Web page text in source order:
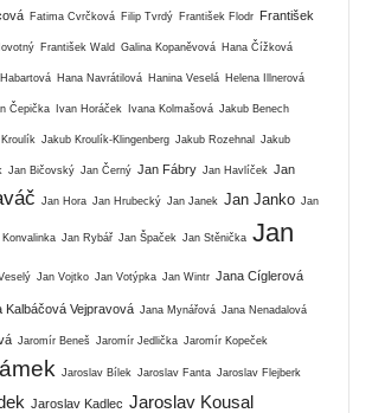
Fatima Cvrčková Filip Tvrdý František Flodr František
František Wald Galina Kopaněvová Hana Čížková
Hana Navrátilová Hanina Veselá Helena Illnerová
Čepička Ivan Horáček Ivana Kolmašová Jakub Benech
Jakub Kroulík-Klingenberg Jakub Rozehnal Jakub
Jan Bičovský Jan Černý Jan Fábry Jan Havlíček Jan
Jan Hora Jan Hrubecký Jan Janek Jan Janko Jan
Konvalinka Jan Rybář Jan Špaček Jan Stěnička Jan
Jan Vojtko Jan Votýpka Jan Wintr Jana Cíglerová
Kalbáčová Vejpravová Jana Mynářová Jana Nenadalová
Jaromír Beneš Jaromír Jedlička Jaromír Kopeček
Jaroslav Bílek Jaroslav Fanta Jaroslav Flejberk
Jaroslav Kadlec Jaroslav Kousal